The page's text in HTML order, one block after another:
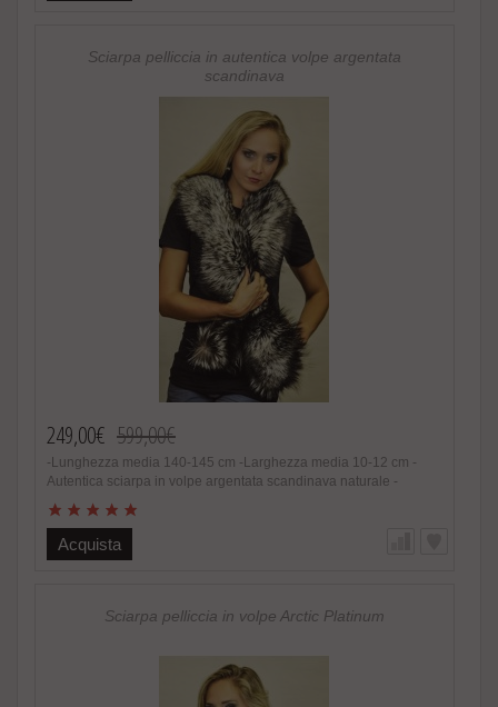
Sciarpa pelliccia in autentica volpe argentata
scandinava
249,00€ 599,00€
-Lunghezza media 140-145 cm -Larghezza media 10-12 cm -
Autentica sciarpa in volpe argentata scandinava naturale -
sfumature assolutamente naturali -Estremamente calda e soffice,
alla moda -Foderata internamente in raso -Fatto in Italia. Brand
Amica snc -Altissima qualita‘ materiale utilizzato Speciale
pelliccia-visone-nero-regalo ..
Acquista
Sciarpa pelliccia in volpe Arctic Platinum